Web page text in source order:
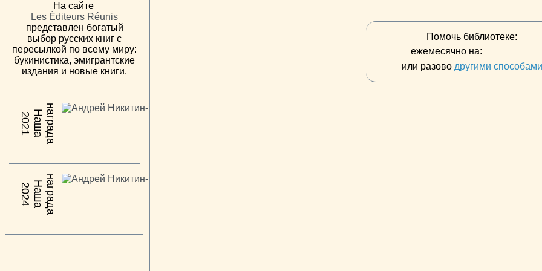
На сайте
Les Éditeurs Réunis
представлен богатый
выбор русских книг с
пересылкой по всему миру:
букинистика, эмигрантские
издания и новые книги.
2021 Н
а
ш
ан
а
г
р
а
да
2024 Н
а
ш
ан
а
г
р
а
да
Помочь библиотеке:
ежемесячно на:
или разово другими способами